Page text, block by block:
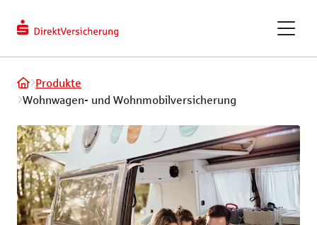
eVB-Nummer
GAPcare – die Kaufpreis­
versicherung
ReparaturKostenSchutz
Fahrradversicherung
ändern
Produkte
Wohnwagen- und Wohnmobilversicherung